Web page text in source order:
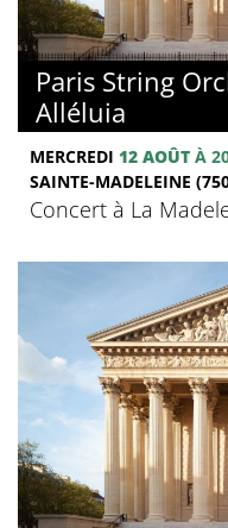
Paris String
Alléluia
MERCREDI 12 AOÛT À
SAINTE-MADELEINE
Concert à La